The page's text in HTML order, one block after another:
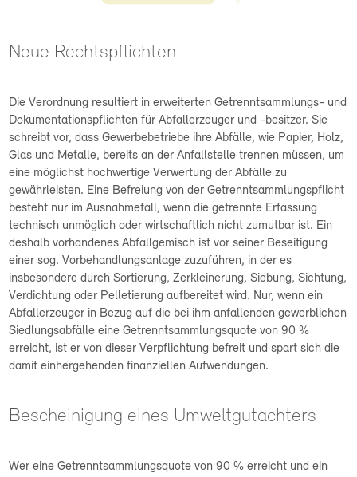
Neue Rechtspflichten
Die Verordnung resultiert in erweiterten Getrenntsammlungs- und
Dokumentationspflichten für Abfallerzeuger und -besitzer. Sie
schreibt vor, dass Gewerbebetriebe ihre Abfälle, wie Papier, Holz,
Glas und Metalle, bereits an der Anfallstelle trennen müssen, um
eine möglichst hochwertige Verwertung der Abfälle zu
gewährleisten. Eine Befreiung von der Getrenntsammlungspflicht
besteht nur im Ausnahmefall, wenn die getrennte Erfassung
technisch unmöglich oder wirtschaftlich nicht zumutbar ist. Ein
deshalb vorhandenes Abfallgemisch ist vor seiner Beseitigung
einer sog. Vorbehandlungsanlage zuzuführen, in der es
insbesondere durch Sortierung, Zerkleinerung, Siebung, Sichtung,
Verdichtung oder Pelletierung aufbereitet wird. Nur, wenn ein
Abfallerzeuger in Bezug auf die bei ihm anfallenden gewerblichen
Siedlungsabfälle eine Getrenntsammlungsquote von 90 %
erreicht, ist er von dieser Verpflichtung befreit und spart sich die
damit einhergehenden finanziellen Aufwendungen.
Bescheinigung eines Umweltgutachters
Wer eine Getrenntsammlungsquote von 90 % erreicht und ein